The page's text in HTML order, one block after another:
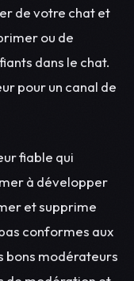
de votre chat et
ou de
dans le chat.
pour un canal de
fiable qui
à développer
et supprime
conformes aux
bons modérateurs